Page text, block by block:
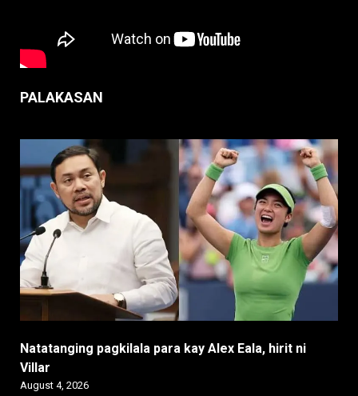
PALAKASAN
Natatanging pagkilala para kay Alex Eala, hirit ni
Villar
August 4, 2026